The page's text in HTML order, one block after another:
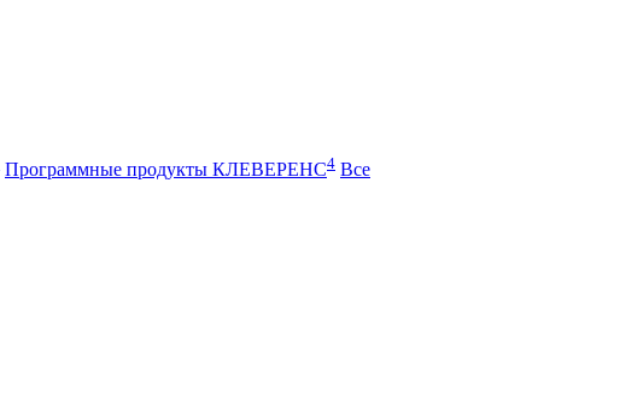
Программные продукты КЛЕВЕРЕНС4 Все